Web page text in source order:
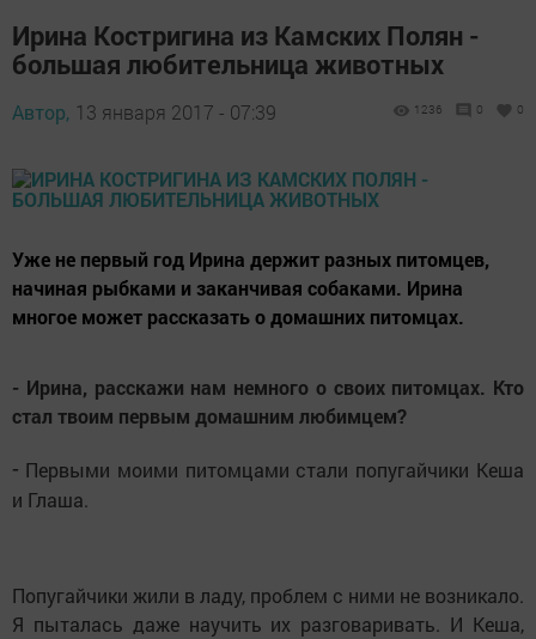
Ирина Костригина из Камских Полян -
большая любительница животных
Автор, 13 января 2017 - 07:39 1236 0 0
Уже не первый год Ирина держит разных питомцев,
начиная рыбками и заканчивая собаками. Ирина
многое может рассказать о домашних питомцах.
- Ирина, расскажи нам немного о своих питомцах. Кто
стал твоим первым домашним любимцем?
- Первыми моими питомцами стали попугайчики Кеша
и Глаша.
Попугайчики жили в ладу, проблем с ними не возникало.
Я пыталась даже научить их разговаривать. И Кеша,